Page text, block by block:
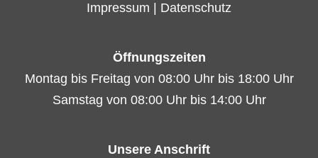
Impressum Datenschutz
Öffnungszeiten
Montag bis Freitag von 08:00 Uhr bis 18:00 Uhr
Samstag von 08:00 Uhr bis 14:00 Uhr
Unsere Anschrift